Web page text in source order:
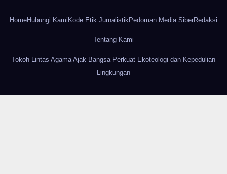
HomeHubungi Kami Kode Etik JurnalistikPedoman Media SiberRedaksi
Tentang Kami
Tokoh Lintas Agama Ajak Bangsa Perkuat Ekoteologi dan Kepedulian
Lingkungan